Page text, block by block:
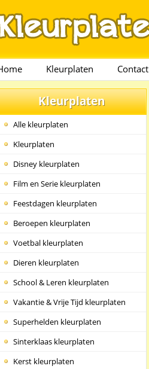
Kleurplaten Contact
Kleurplaten
Alle kleurplaten
Kleurplaten
Disney kleurplaten
Film en Serie kleurplaten
Feestdagen kleurplaten
Beroepen kleurplaten
Voetbal kleurplaten
Dieren kleurplaten
School & Leren kleurplaten
Vakantie & Vrije Tijd kleurplaten
Superhelden kleurplaten
Sinterklaas kleurplaten
Kerst kleurplaten